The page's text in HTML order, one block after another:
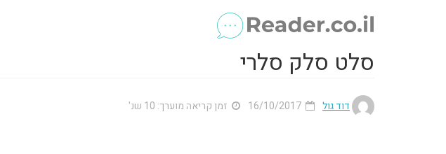
סלט סלק סלרי
דוד גול זמן קריאה מוערך: 10 שנ'